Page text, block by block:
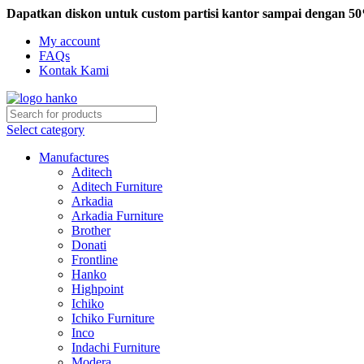
Dapatkan diskon untuk custom partisi kantor sampai dengan
My account
FAQs
Kontak Kami
Select category
Manufactures
Aditech
Aditech Furniture
Arkadia
Arkadia Furniture
Brother
Donati
Frontline
Hanko
Highpoint
Ichiko
Ichiko Furniture
Inco
Indachi Furniture